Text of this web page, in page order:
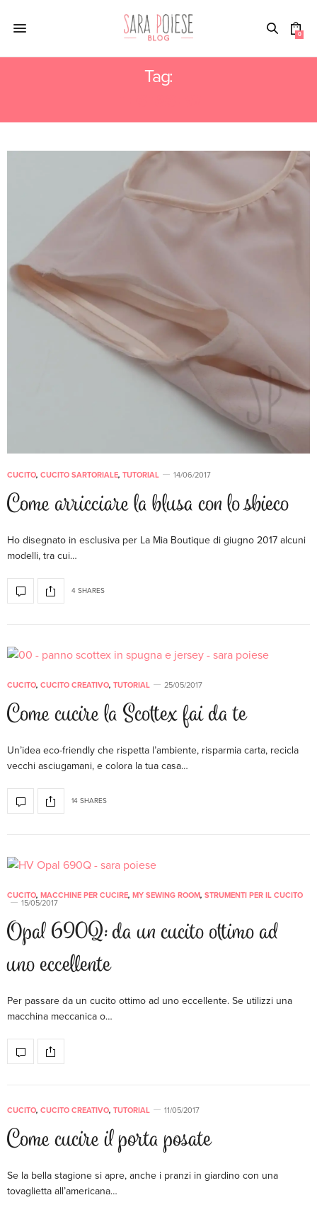
0
Tag:
CUCITO, CUCITO SARTORIALE, TUTORIAL 14/06/2017
Come arricciare la blusa con lo sbieco
Ho disegnato in esclusiva per La Mia Boutique di giugno 2017 alcuni
modelli, tra cui…
4 SHARES
CUCITO, CUCITO CREATIVO, TUTORIAL 25/05/2017
Come cucire la Scottex fai da te
Un’idea eco-friendly che rispetta l’ambiente, risparmia carta, recicla
vecchi asciugamani, e colora la tua casa…
14 SHARES
CUCITO, MACCHINE PER CUCIRE, MY SEWING ROOM, STRUMENTI PER IL CUCITO
15/05/2017
Opal 690Q: da un cucito ottimo ad
uno eccellente
Per passare da un cucito ottimo ad uno eccellente. Se utilizzi una
macchina meccanica o…
CUCITO, CUCITO CREATIVO, TUTORIAL 11/05/2017
Come cucire il porta posate
Se la bella stagione si apre, anche i pranzi in giardino con una
tovaglietta all’americana…